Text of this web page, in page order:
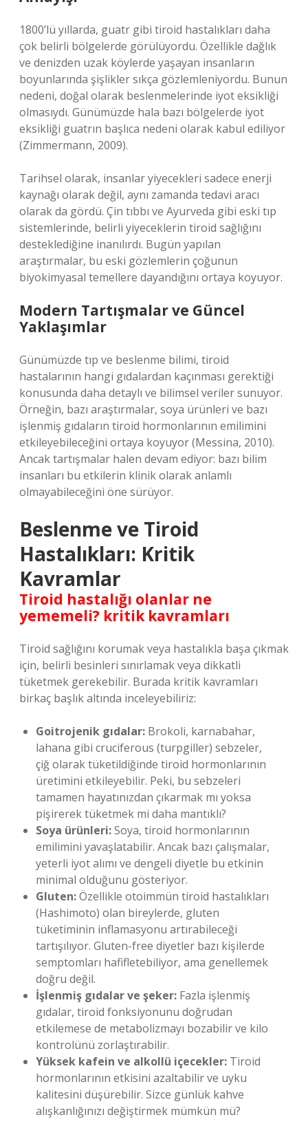
1800’lü yıllarda, guatr gibi tiroid hastalıkları daha
çok belirli bölgelerde görülüyordu. Özellikle dağlık
ve denizden uzak köylerde yaşayan insanların
boyunlarında şişlikler sıkça gözlemleniyordu. Bunun
nedeni, doğal olarak beslenmelerinde iyot eksikliği
olmasıydı. Günümüzde hala bazı bölgelerde iyot
eksikliği guatrın başlıca nedeni olarak kabul ediliyor
(Zimmermann, 2009).
Tarihsel olarak, insanlar yiyecekleri sadece enerji
kaynağı olarak değil, aynı zamanda tedavi aracı
olarak da gördü. Çin tıbbı ve Ayurveda gibi eski tıp
sistemlerinde, belirli yiyeceklerin tiroid sağlığını
desteklediğine inanılırdı. Bugün yapılan
araştırmalar, bu eski gözlemlerin çoğunun
biyokimyasal temellere dayandığını ortaya koyuyor.
Modern Tartışmalar ve Güncel
Yaklaşımlar
Günümüzde tıp ve beslenme bilimi, tiroid
hastalarının hangi gıdalardan kaçınması gerektiği
konusunda daha detaylı ve bilimsel veriler sunuyor.
Örneğin, bazı araştırmalar, soya ürünleri ve bazı
işlenmiş gıdaların tiroid hormonlarının emilimini
etkileyebileceğini ortaya koyuyor (Messina, 2010).
Ancak tartışmalar halen devam ediyor: bazı bilim
insanları bu etkilerin klinik olarak anlamlı
olmayabileceğini öne sürüyor.
Beslenme ve Tiroid
Hastalıkları: Kritik
Kavramlar
Tiroid hastalığı olanlar ne
yememeli? kritik kavramları
Tiroid sağlığını korumak veya hastalıkla başa çıkmak
için, belirli besinleri sınırlamak veya dikkatli
tüketmek gerekebilir. Burada kritik kavramları
birkaç başlık altında inceleyebiliriz:
Goitrojenik gıdalar: Brokoli, karnabahar,
lahana gibi cruciferous (turpgiller) sebzeler,
çiğ olarak tüketildiğinde tiroid hormonlarının
üretimini etkileyebilir. Peki, bu sebzeleri
tamamen hayatınızdan çıkarmak mı yoksa
pişirerek tüketmek mi daha mantıklı?
Soya ürünleri:Soya, tiroid hormonlarının
emilimini yavaşlatabilir. Ancak bazı çalışmalar,
yeterli iyot alımı ve dengeli diyetle bu etkinin
minimal olduğunu gösteriyor.
Gluten:Özellikle otoimmün tiroid hastalıkları
(Hashimoto) olan bireylerde, gluten
tüketiminin inflamasyonu artırabileceği
tartışılıyor. Gluten-free diyetler bazı kişilerde
semptomları hafifletebiliyor, ama genellemek
doğru değil.
İşlenmiş gıdalar ve şeker: Fazla işlenmiş
gıdalar, tiroid fonksiyonunu doğrudan
etkilemese de metabolizmayı bozabilir ve kilo
kontrolünü zorlaştırabilir.
Yüksek kafein ve alkollü içecekler: Tiroid
hormonlarının etkisini azaltabilir ve uyku
kalitesini düşürebilir. Sizce günlük kahve
alışkanlığınızı değiştirmek mümkün mü?